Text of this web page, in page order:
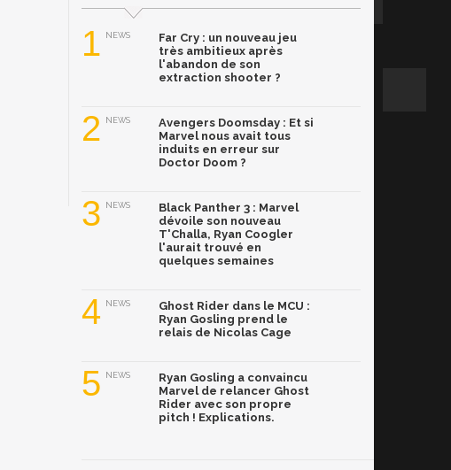
1 NEWS
Far Cry : un nouveau jeu
très ambitieux après
l'abandon de son
extraction shooter ?
2 NEWS
Avengers Doomsday : Et si
Marvel nous avait tous
induits en erreur sur
Doctor Doom ?
3 NEWS
Black Panther 3 : Marvel
dévoile son nouveau
T'Challa, Ryan Coogler
l'aurait trouvé en
quelques semaines
4 NEWS
Ghost Rider dans le MCU :
Ryan Gosling prend le
relais de Nicolas Cage
5 NEWS
Ryan Gosling a convaincu
Marvel de relancer Ghost
Rider avec son propre
pitch ! Explications.